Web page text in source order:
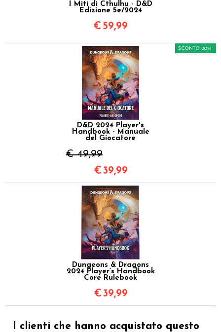
I Miti di Cthulhu - D&D
Edizione 5e/2024
€ 59,99
D&D 2024 Player's
Handbook - Manuale
del Giocatore
€ 49,99
SCONTO 20%
€39,99
Dungeons & Dragons
2024 Player’s Handbook
Core Rulebook
€39,99
I clienti che hanno acquistato questo